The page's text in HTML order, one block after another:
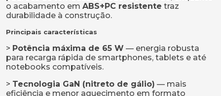
o acabamento em ABS+PC resistente traz
durabilidade à construção.
Principais características
> Potência máxima de 65 W — energia robusta
para recarga rápida de smartphones, tablets e até
notebooks compatíveis.
> Tecnologia GaN (nitreto de gálio) — mais
eficiência e menor aquecimento em formato